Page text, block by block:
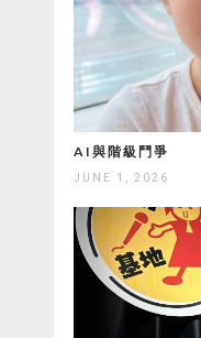
AI與階級鬥爭
JUNE 1, 2026